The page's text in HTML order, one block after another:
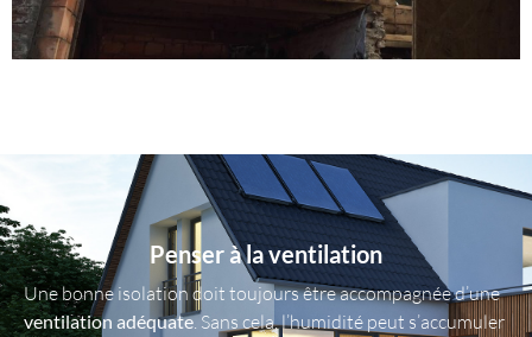
Penser à la ventilation
Une bonne isolation doit toujours être accompagnée d’une
ventilation adéquate. Sans cela, l’humidité peut s’accumuler